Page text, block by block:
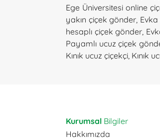
Ege Üniversitesi online
yakın çiçek gönder,
hesaplı çiçek gönder,
Payamlı ucuz çiçek
Kınık ucuz çiçekçi, Kınık
Kurumsal Bilgiler
Hakkımızda